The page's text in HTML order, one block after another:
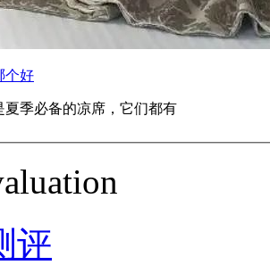
个好
夏季必备的凉席，它们都有
评